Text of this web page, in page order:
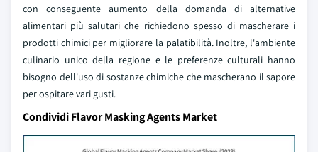
con conseguente aumento della domanda di alternative
alimentari più salutari che richiedono spesso di mascherare i
prodotti chimici per migliorare la palatibilità. Inoltre, l'ambiente
culinario unico della regione e le preferenze culturali hanno
bisogno dell'uso di sostanze chimiche che mascherano il sapore
per ospitare vari gusti.
Condividi Flavor Masking Agents Market